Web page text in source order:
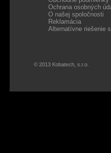
Ochrana osobných
O našej spoločnosti
Reklamácia
Alternatívne riešenie
© 2013 Kobatech, s.r.o.